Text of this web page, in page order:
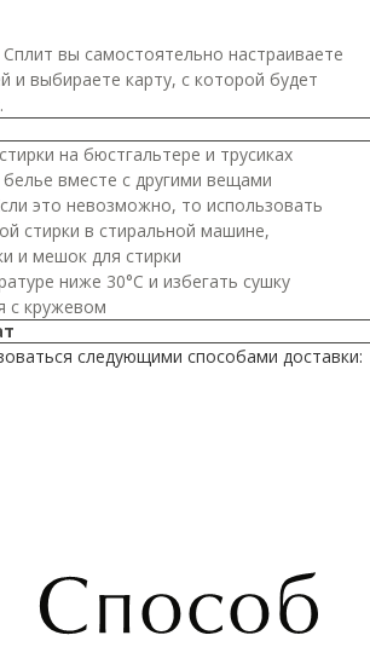
вы самостоятельно настраиваете
и выбираете карту, с которой будет
на бюстгальтере и трусиках
вместе с другими вещами
это невозможно, то использовать
стирки в стиральной машине,
и мешок для стирки
ниже 30°C и избегать сушку
с кружевом
следующими способами доставки: